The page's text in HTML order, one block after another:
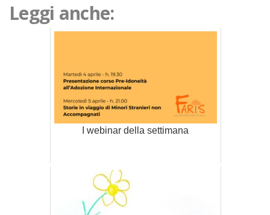
Leggi anche:
I webinar della settimana